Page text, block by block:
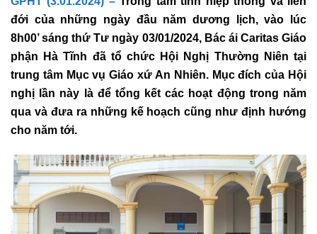
đới của những ngày đầu năm dương lịch, vào lúc
8h00’ sáng thứ Tư ngày 03/01/2024, Bác ái Caritas Giáo
phận Hà Tĩnh đã tổ chức Hội Nghị Thường Niên tại
trung tâm Mục vụ Giáo xứ An Nhiên. Mục đích của Hội
nghị lần này là để tổng kết các hoạt động trong năm
qua và đưa ra những kế hoạch cũng như định hướng
cho năm tới.